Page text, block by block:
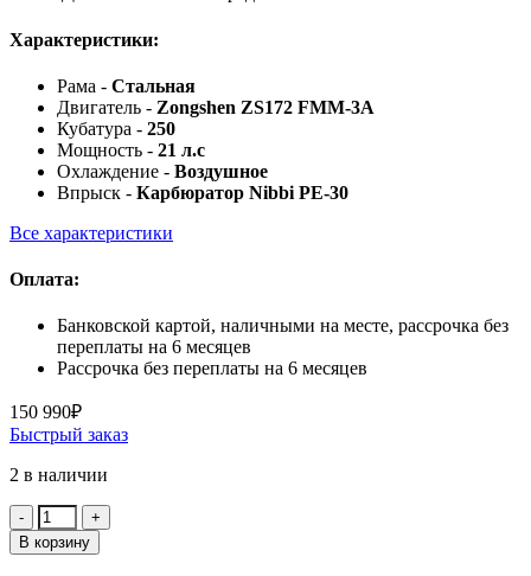
Характеристики:
Рама - Стальная
Двигатель - Zongshen ZS172 FMM-3A
Кубатура - 250
Мощность - 21 л.с
Охлаждение - Воздушное
Впрыск - Карбюратор Nibbi PE-30
Все характеристики
Оплата:
Банковской картой, наличными на месте, рассрочка без
переплаты на 6 месяцев
Рассрочка без переплаты на 6 месяцев
150 990₽
Быстрый заказ
2 в наличии
Количество:
В корзину